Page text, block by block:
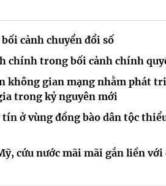
cảnh chuyển đổi số
chính trong bối cảnh chính
không gian mạng nhằm phát
trong kỷ nguyên mới
ở vùng đồng bào dân tộc
cứu nước mãi mãi gắn liền